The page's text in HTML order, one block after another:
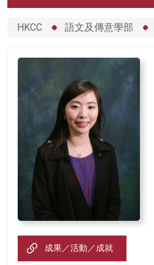
HKCC 語文及傳意學部
成果／活動／成就